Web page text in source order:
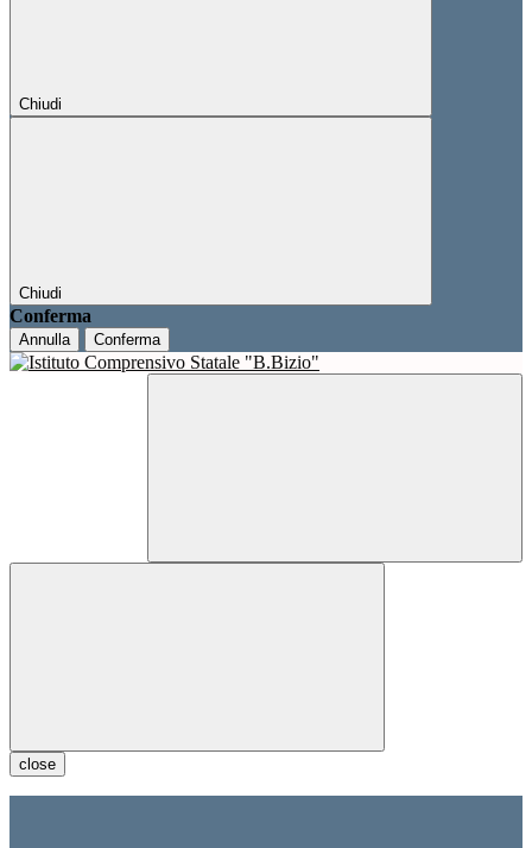
Chiudi
Chiudi
Conferma
Annulla Conferma
close